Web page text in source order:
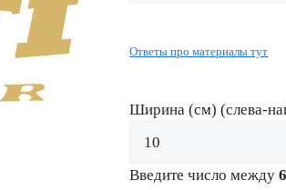
Ответы про материалы тут
Ширина (см) (слева-
Введите число между6